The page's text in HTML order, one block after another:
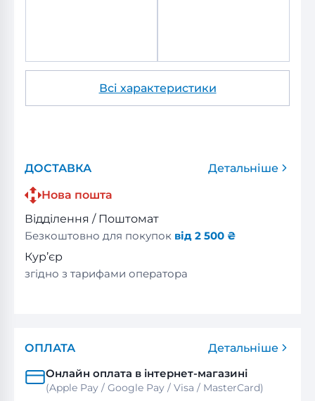
Всі характеристики
ДОСТАВКА
Детальніше
Нова пошта
Відділення / Поштомат
Безкоштовно для покупок від 2 500 ₴
Кур’єр
згідно з тарифами оператора
ОПЛАТА
Детальніше
Онлайн оплата в інтернет-магазині
(Apple Pay / Google Pay / Visa / MasterСard)